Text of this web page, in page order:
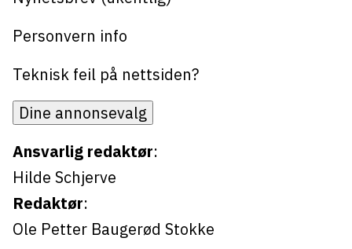
Personvern info
Teknisk feil på nettsiden?
Dine annonsevalg
Ansvarlig redaktør:
Hilde Schjerve
Redaktør:
Ole Petter Baugerød Stokke